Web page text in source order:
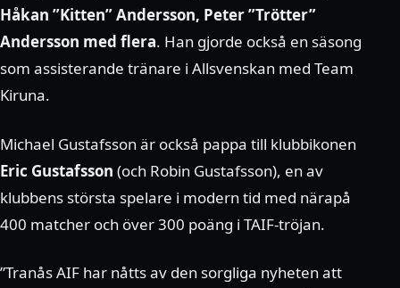
Håkan ”Kitten” Andersson, Peter ”Trötter”
Andersson med flera. Han gjorde också en säsong
som assisterande tränare i Allsvenskan med Team
Kiruna.
Michael Gustafsson är också pappa till klubbikonen
Eric Gustafsson (och Robin Gustafsson), en av
klubbens största spelare i modern tid med närapå
400 matcher och över 300 poäng i TAIF-tröjan.
”Tranås AIF har nåtts av den sorgliga nyheten att